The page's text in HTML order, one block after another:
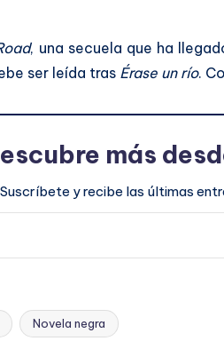
, una secuela que ha
ser leída tras Érase un río.
más
Suscríbete y recibe las últimas
Novela negra